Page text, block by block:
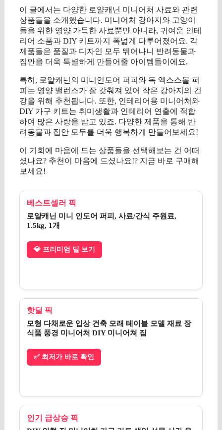
이 글에서는 다양한 로얄캐닌 미니어처 사료와 관련
상품들을 소개했습니다. 미니어처 강아지와 고양이
들을 위한 영양 가득한 사료뿐만 아니라, 귀여운 인테
리어 소품과 DIY 키트까지 폭넓게 다루어졌어요. 각
제품들은 품질과 디자인 모두 뛰어나니 반려동물과
집안을 더욱 특별하게 만들어줄 아이템들이에요.
특히, 로얄캐닌의 미니인도어 퍼피와 독 엑스스몰 퍼
피는 영양 밸런스가 잘 갖춰져 있어 작은 강아지의 건
강을 위해 추천됩니다. 또한, 인테리어용 미니어처와
DIY 가구 키트는 취미생활과 인테리어 연출에 적합
하여 많은 사랑을 받고 있죠. 다양한 제품을 통해 반
려동물과 집안 모두를 더욱 행복하게 만들어보세요!
이 기회에 마음에 드는 상품들을 선택해보는 건 어떠
셨나요? 추천이 마음에 드셨나요!? 지금 바로 구매해
보세요!
베스트셀러 픽
로얄캐닌 미니 인도어 퍼피, 사료/간식 주원료,
1.5kg, 1개
💎 프리미엄 딜 보기
핫딜 픽
모형 다채로운 입상 건축 모래 테이블 모델 재료 장
식품 풍경 미니어처 DIY 미니어쳐 집
✅ 최저가 바로 확인
인기 급상승 픽